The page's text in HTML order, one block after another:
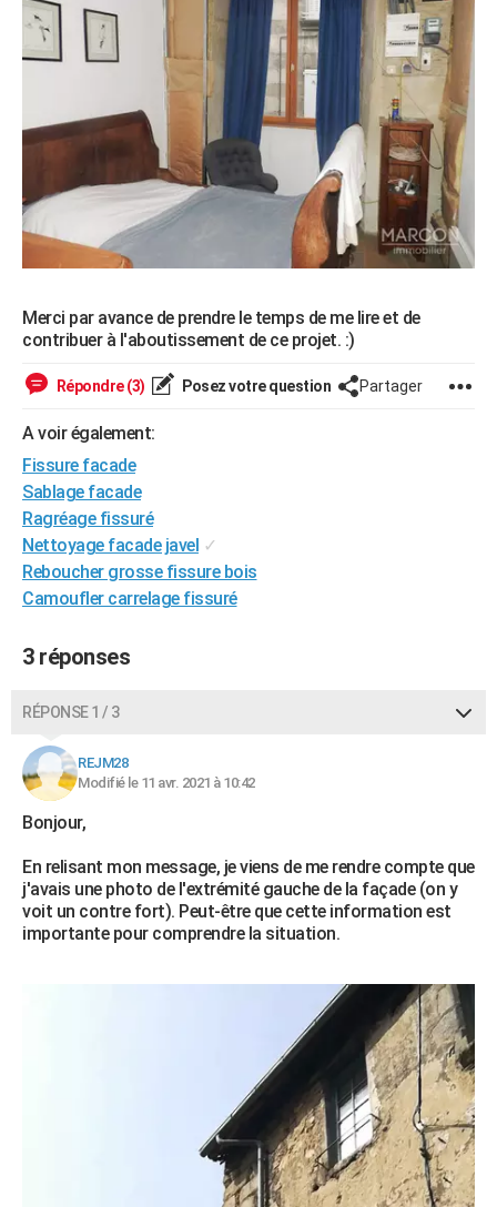
Merci par avance de prendre le temps de me lire et de
contribuer à l'aboutissement de ce projet. :)
Répondre (3) Posez votre question Partager
A voir également:
Fissure facade
Sablage facade
Ragréage fissuré
Nettoyage facade javel ✓
Reboucher grosse fissure bois
Camoufler carrelage fissuré
3 réponses
RÉPONSE 1 / 3
REJM28
Modifié le 11 avr. 2021 à 10:42
Bonjour,
En relisant mon message, je viens de me rendre compte que
j'avais une photo de l'extrémité gauche de la façade (on y
voit un contre fort). Peut-être que cette information est
importante pour comprendre la situation.